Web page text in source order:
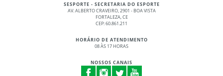
SESPORTE - SECRETARIA DO ESPORTE
AV. ALBERTO CRAVEIRO, 2901 - BOA VISTA
FORTALEZA, CE
CEP: 60.861.211
HORÁRIO DE ATENDIMENTO
08 ÀS 17 HORAS
NOSSOS CANAIS